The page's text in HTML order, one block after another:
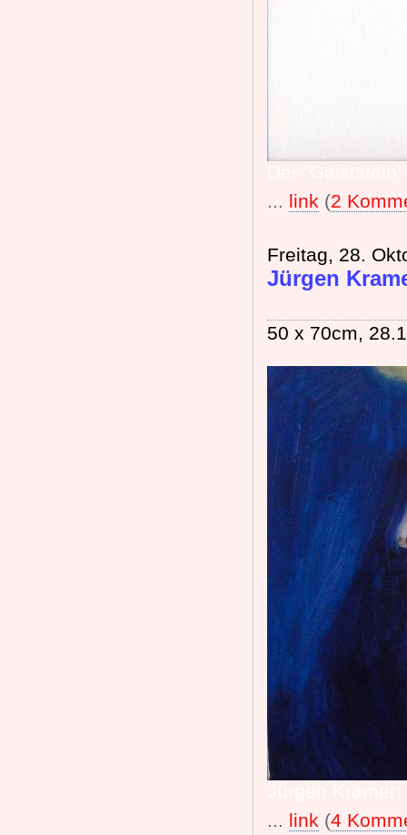
... link (2
Freitag, 28.
Jürgen
50 x 70cm,
... link (4